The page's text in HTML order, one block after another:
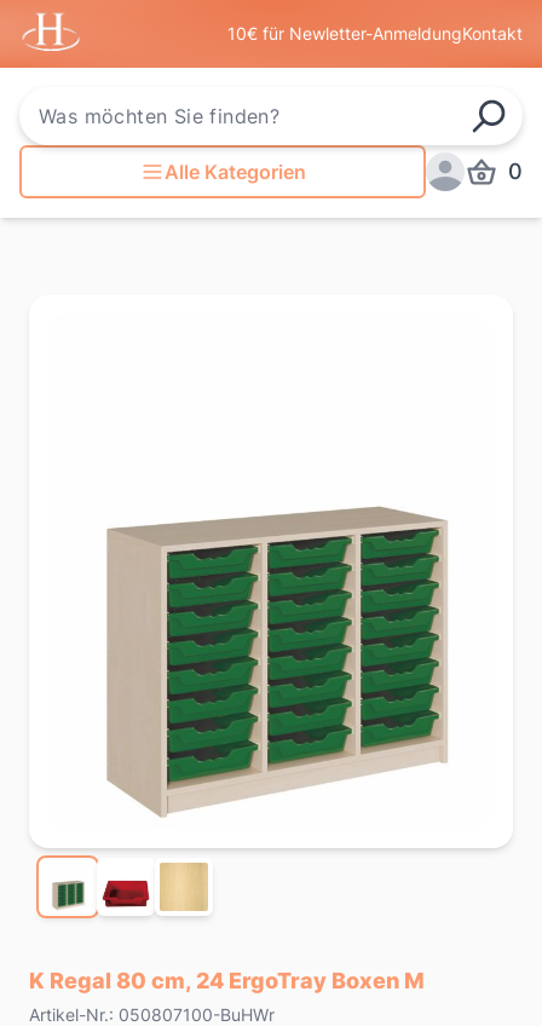
Startseite
10€ für Newletter-AnmeldungKontakt
Alle Kategorien
0
K Regal 80 cm, 24 ErgoTray Boxen M
Product information
Artikel-Nr.: 050807100-BuHWr